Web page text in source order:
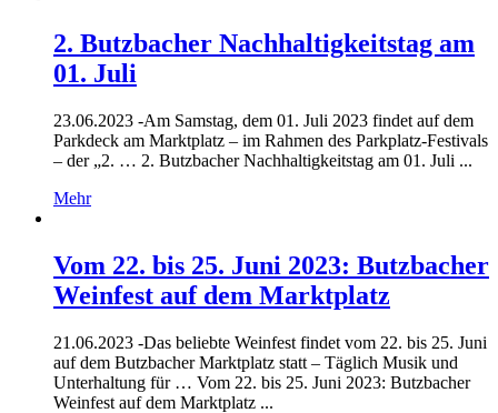
2. Butzbacher Nachhaltigkeitstag am
01. Juli
23.06.2023 -Am Samstag, dem 01. Juli 2023 findet auf dem
Parkdeck am Marktplatz – im Rahmen des Parkplatz-Festivals
– der „2. … 2. Butzbacher Nachhaltigkeitstag am 01. Juli ...
Mehr
Vom 22. bis 25. Juni 2023: Butzbacher
Weinfest auf dem Marktplatz
21.06.2023 -Das beliebte Weinfest findet vom 22. bis 25. Juni
auf dem Butzbacher Marktplatz statt – Täglich Musik und
Unterhaltung für … Vom 22. bis 25. Juni 2023: Butzbacher
Weinfest auf dem Marktplatz ...